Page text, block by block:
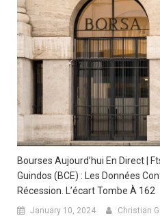
Bourses Aujourd’hui En Direct |
Guindos (BCE) : Les Données
Récession. L’écart Tombe À 162
January 10, 2024 Christian